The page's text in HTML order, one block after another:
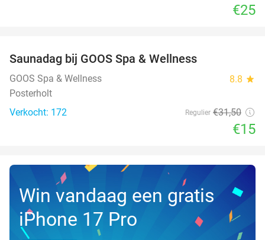
€25
TODAY
Saunadag bij GOOS Spa & Wellness
GOOS Spa & Wellness 8.8 star
Posterholt
Verkocht: 172
Regulier €31,50
€15
Win vandaag een gratis
iPhone 17 Pro